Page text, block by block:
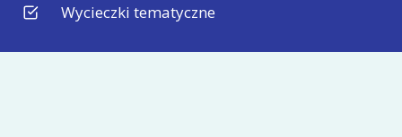
Wycieczki tematyczne